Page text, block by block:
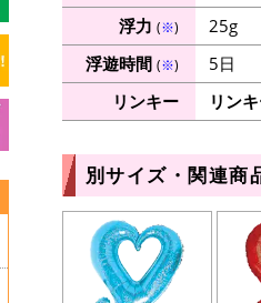
浮力 (※)
25g
浮遊時間 (※)
5日
リンキー
リン
別サイズ・関連商